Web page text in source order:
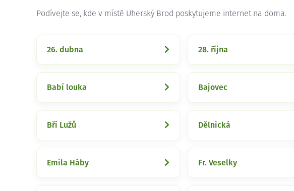
Podívejte se, kde v místě Uherský Brod poskytujeme internet na doma.
26. dubna 28. října
Babí louka Bajovec
Bří Lužů Dělnická
Emila Háby Fr. Veselky